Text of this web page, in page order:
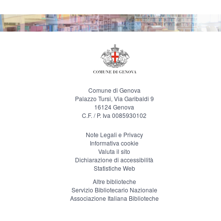
Comune di Genova
Palazzo Tursi, Via Garibaldi 9
16124 Genova
C.F. / P. Iva 0085930102
Note Legali e Privacy
Informativa cookie
Valuta il sito
Dichiarazione di accessibilità
Statistiche Web
Altre biblioteche
Servizio Bibliotecario Nazionale
Associazione Italiana Biblioteche